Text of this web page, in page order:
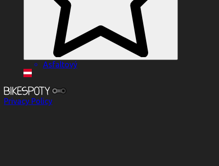
Asfaltový
Privacy Policy